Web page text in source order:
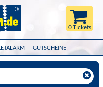
GUTSCHEINE
0 Tickets